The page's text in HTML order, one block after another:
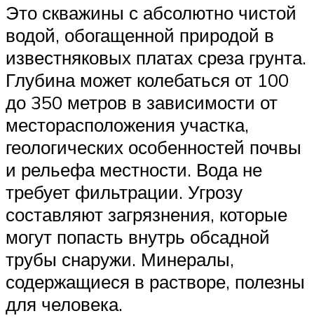
Это скважины с абсолютно чистой
водой, обогащенной природой в
известняковых платах среза грунта.
Глубина может колебаться от 100
до 350 метров в зависимости от
месторасположения участка,
геологических особенностей почвы
и рельефа местности. Вода не
требует фильтрации. Угрозу
составляют загрязнения, которые
могут попасть внутрь обсадной
трубы снаружи. Минералы,
содержащиеся в растворе, полезны
для человека.